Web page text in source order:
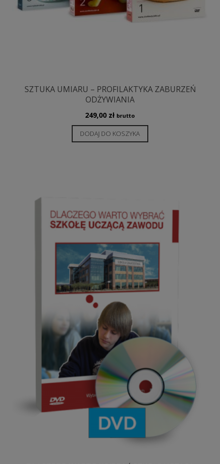
SZTUKA UMIARU – PROFILAKTYKA ZABURZEŃ
ODŻYWIANIA
249,00 zł brutto
DODAJ DO KOSZYKA